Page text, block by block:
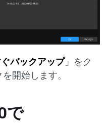
バックアップ」をク
開始します。
で